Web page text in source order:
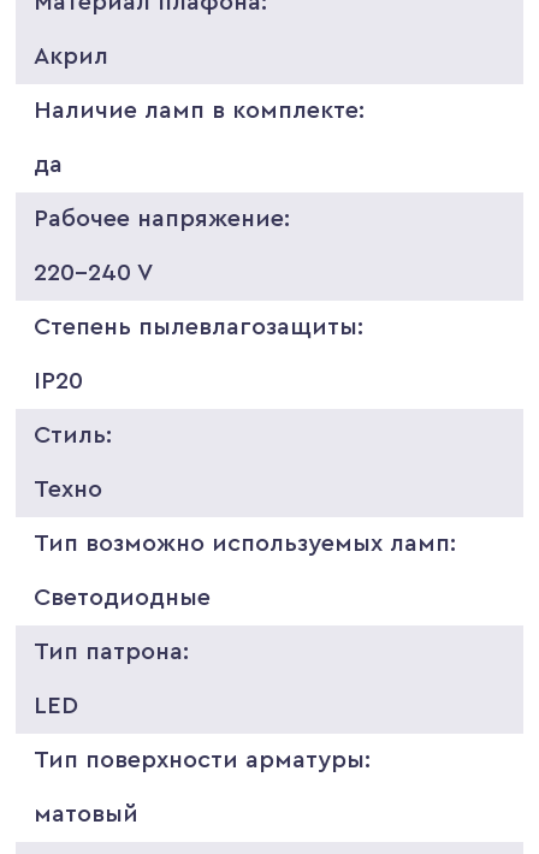
Акрил
Наличие ламп в комплекте:
да
Рабочее напряжение:
220-240 V
Степень пылевлагозащиты:
IP20
Стиль:
Техно
Тип возможно используемых ламп:
Светодиодные
Тип патрона:
LED
Тип поверхности арматуры:
матовый